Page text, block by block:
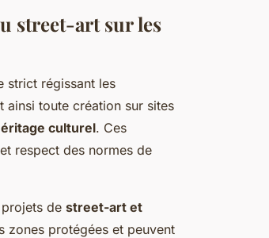
street-art sur les
strict régissant les
ainsi toute création sur sites
culturel. Ces
respect des normes de
de street-art et
zones protégées et peuvent